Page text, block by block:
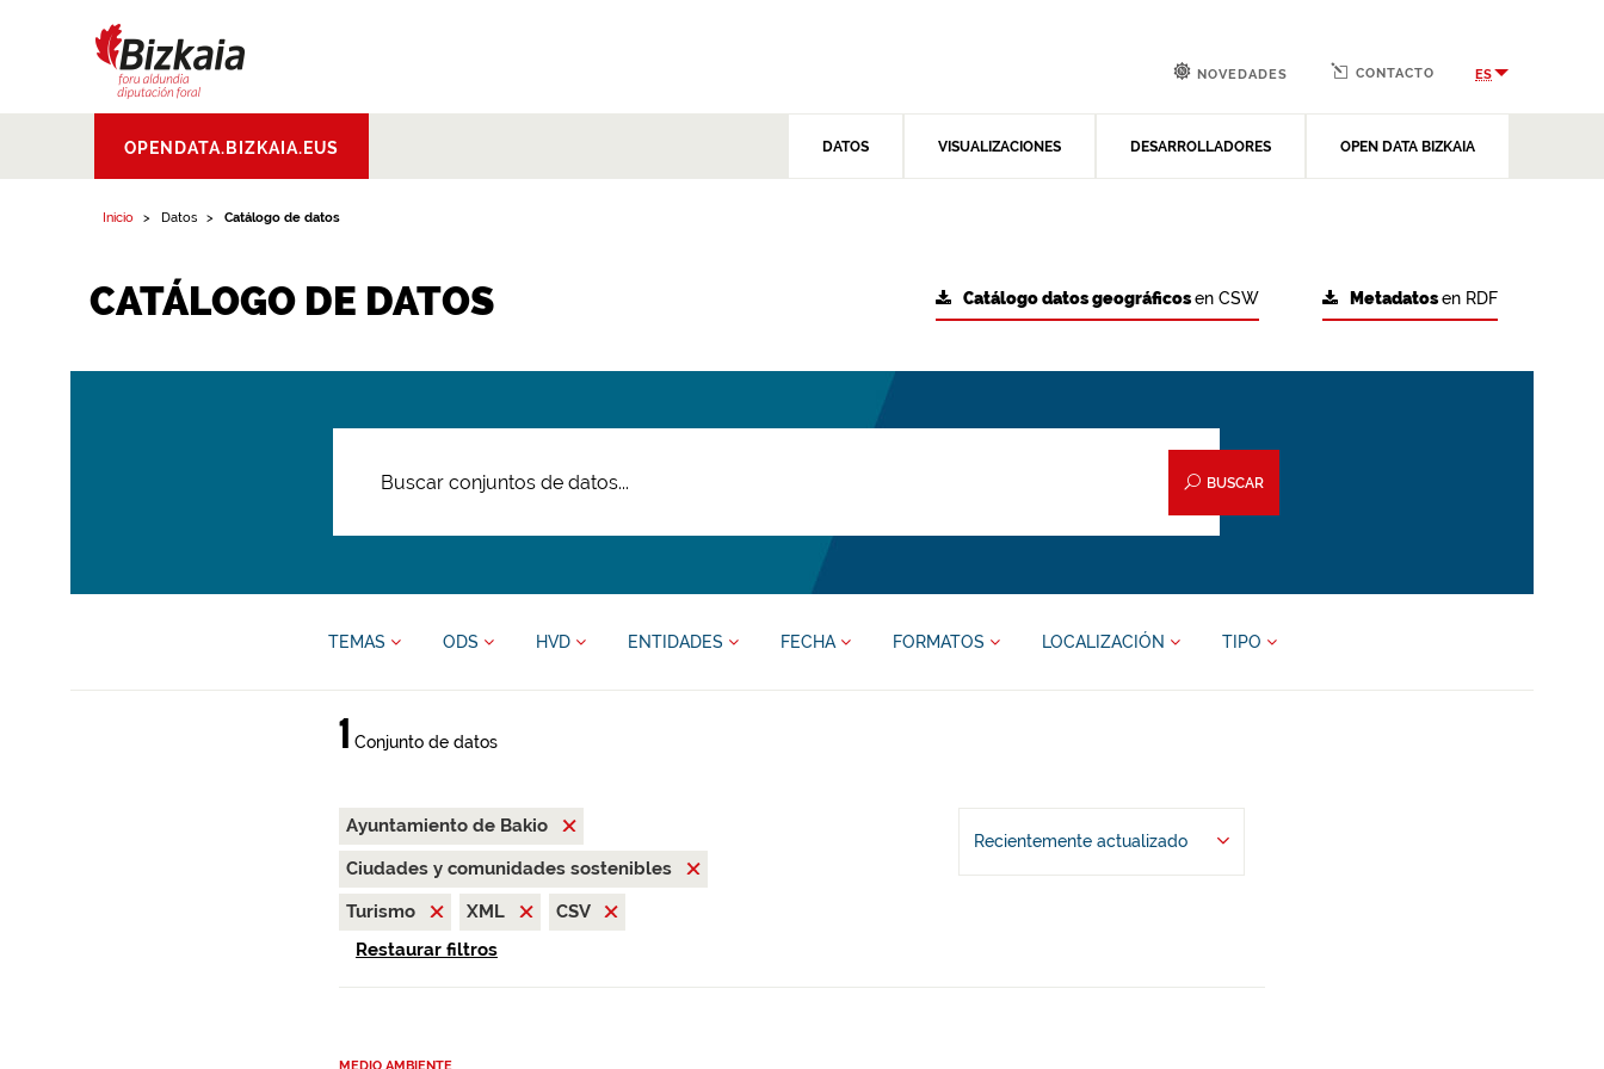
Aldundia.Diputacion
Foral de Bizkaia
OPENDATA.BIZKAIA.EUS DATOS VISUALIZACIONES DESARROLLADORES OPEN DATA BIZKAIA
NOVEDADES CONTACTO ES
Inicio Datos Catálogo de datos
CATÁLOGO DE DATOS Metadatosen RDF
Catálogo datos geográficosen CSW
BUSCAR
TEMAS ODS HVD ENTIDADES FECHA FORMATOS LOCALIZACIÓN TIPO
1 Conjunto de datos
Ayuntamiento de Bakio
Ciudades y comunidades sostenibles
Turismo
XML
CSV
Restaurar filtros
Recientemente actualizado